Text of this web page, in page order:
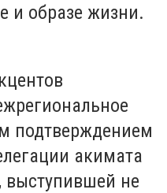
и образе жизни.
подтверждением
акимата
выступившей не